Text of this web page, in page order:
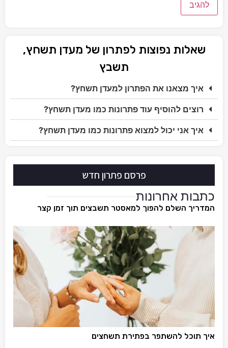
שאלות נפוצות לפתרון של מעדן תשחץ,
תשבץ
איך מצאנו את הפתרון למעדן תשחץ?
רוצים להוסיף עוד פתרונות כמו מעדן תשחץ?
איך אני יכול למצוא פתרונות כמו מעדן תשחץ?
פרסם פתרון חדש
כתבות אחרונות
המדריך השלם להפוך למאסטר תשבצים תוך זמן קצר
איך תוכל להשתפר בפתירת תשחצים